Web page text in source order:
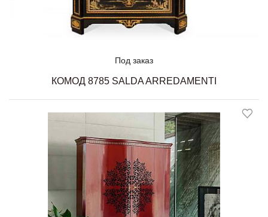
Под заказ
КОМОД 8785 SALDA ARREDAMENTI